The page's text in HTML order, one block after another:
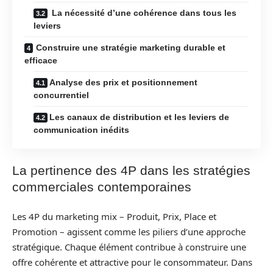
La nécessité d’une cohérence dans tous les
leviers
Construire une stratégie marketing durable et
efficace
Analyse des prix et positionnement
concurrentiel
Les canaux de distribution et les leviers de
communication inédits
La pertinence des 4P dans les stratégies
commerciales contemporaines
Les 4P du marketing mix – Produit, Prix, Place et
Promotion – agissent comme les piliers d’une approche
stratégique. Chaque élément contribue à construire une
offre cohérente et attractive pour le consommateur. Dans